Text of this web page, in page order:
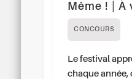
Même ! | À
CONCOURS
Le festival
chaque année,